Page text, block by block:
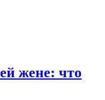
жене: что